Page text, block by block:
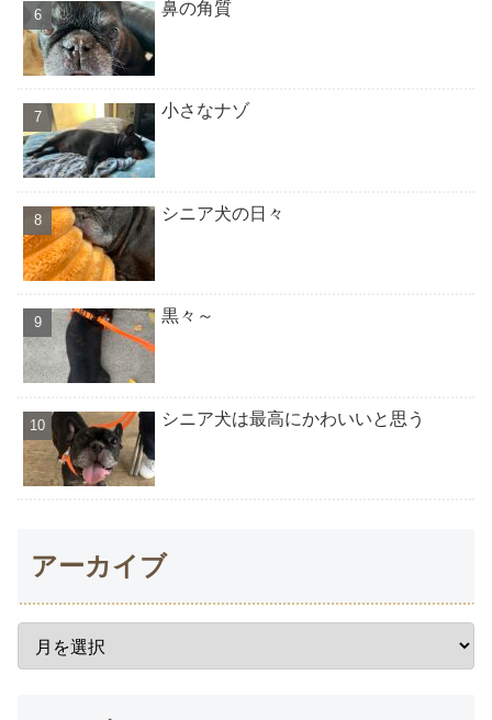
鼻の角質
小さなナゾ
シニア犬の日々
黒々～
シニア犬は最高にかわいいと思う
アーカイブ